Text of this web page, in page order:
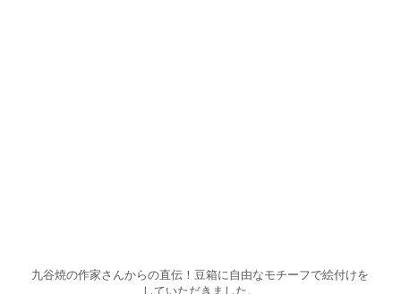
九谷焼の作家さんからの直伝！豆箱に自由なモチーフで絵付けを
していただきました。